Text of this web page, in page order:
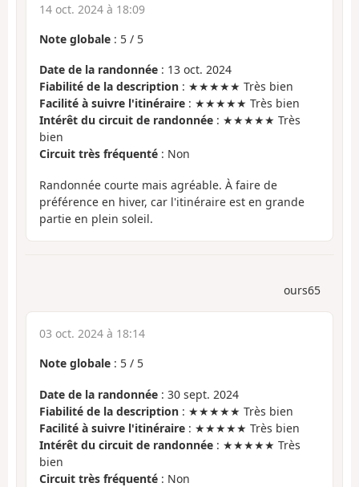
14 oct. 2024 à 18:09
Note globale : 5 / 5
Date de la randonnée : 13 oct. 2024
Fiabilité de la description : ★★★★★ Très bien
Facilité à suivre l'itinéraire : ★★★★★ Très bien
Intérêt du circuit de randonnée : ★★★★★ Très
bien
Circuit très fréquenté : Non
Randonnée courte mais agréable. À faire de
préférence en hiver, car l'itinéraire est en grande
partie en plein soleil.
ours65
03 oct. 2024 à 18:14
Note globale : 5 / 5
Date de la randonnée : 30 sept. 2024
Fiabilité de la description : ★★★★★ Très bien
Facilité à suivre l'itinéraire : ★★★★★ Très bien
Intérêt du circuit de randonnée : ★★★★★ Très
bien
Circuit très fréquenté : Non